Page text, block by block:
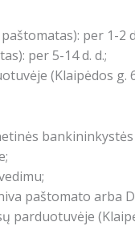
per 1-2
per 5-14 d. d.;
(Klaipėdos g.
bankininkystės
paštomato arba
parduotuvėje